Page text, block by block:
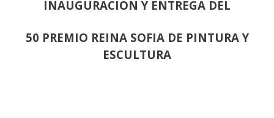
INAUGURACION Y ENTREGA DEL
50 PREMIO REINA SOFIA DE PINTURA Y
ESCULTURA